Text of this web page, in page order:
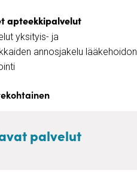
apteekkipalvelut
yksityis- ja
annosjakelu lääkehoidon
palvelut